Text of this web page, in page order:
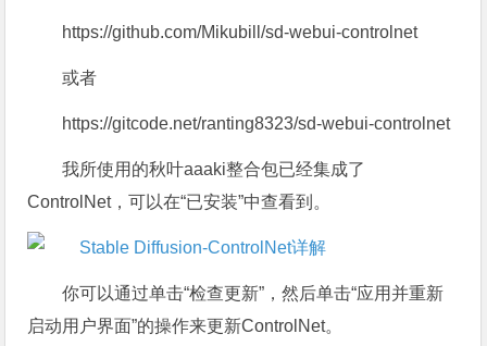
https://github.com/Mikubill/sd-webui-controlnet
或者
https://gitcode.net/ranting8323/sd-webui-controlnet
我所使用的秋叶aaaki整合包已经集成了
ControlNet，可以在“已安装”中查看到。
你可以通过单击“检查更新”，然后单击“应用并重新
启动用户界面”的操作来更新ControlNet。